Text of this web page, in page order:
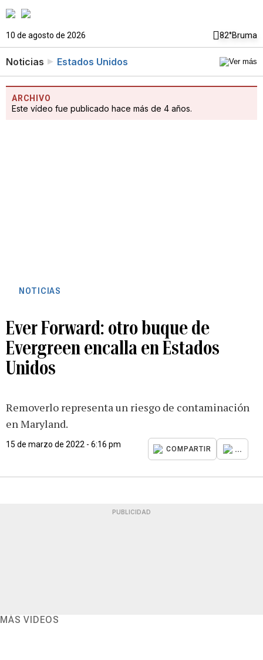
10 de agosto de 2026 82°Bruma
Noticias Estados Unidos
ARCHIVO
Este vídeo fue publicado hace más de 4 años.
NOTICIAS
Ever Forward: otro buque de
Evergreen encalla en Estados
Unidos
Removerlo representa un riesgo de contaminación
en Maryland.
15 de marzo de 2022 - 6:16 pm
COMPARTIR ...
PUBLICIDAD
MÁS VIDEOS